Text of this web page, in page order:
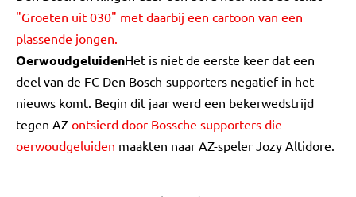
"Groeten uit 030" met daarbij een cartoon van een
plassende jongen.
OerwoudgeluidenHet is niet de eerste keer dat een
deel van de FC Den Bosch-supporters negatief in het
nieuws komt. Begin dit jaar werd een bekerwedstrijd
tegen AZ ontsierd door Bossche supporters die
oerwoudgeluiden maakten naar AZ-speler Jozy Altidore.